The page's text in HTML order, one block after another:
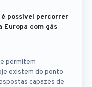
é possível percorrer
Europa com gás
permitem
existem do ponto
capazes de